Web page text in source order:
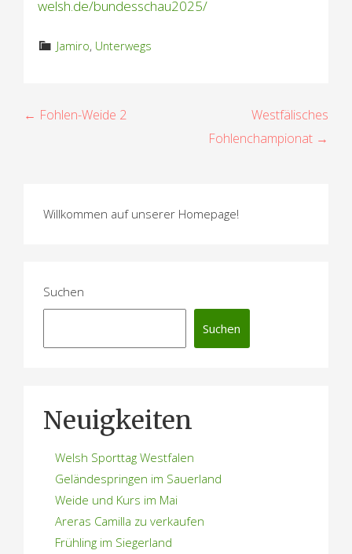
welsh.de/bundesschau2025/
Jamiro, Unterwegs
B
← Fohlen-Weide 2
Westfälisches
Fohlenchampionat →
Willkommen auf unserer Homepage!
Suchen
Suchen
Neuigkeiten
Welsh Sporttag Westfalen
Geländespringen im Sauerland
Weide und Kurs im Mai
Areras Camilla zu verkaufen
Frühling im Siegerland